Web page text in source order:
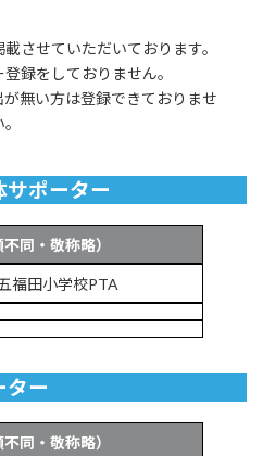
させていただいております。
録をしておりません。
無い方は登録できておりませ
ポーター
同・敬称略）
福田小学校PTA
ター
同・敬称略）